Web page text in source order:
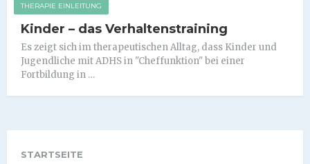
THERAPIE EINLEITUNG
Kinder – das Verhaltenstraining
Es zeigt sich im therapeutischen Alltag, dass Kinder und
Jugendliche mit ADHS in "Cheffunktion" bei einer
Fortbildung in …
STARTSEITE